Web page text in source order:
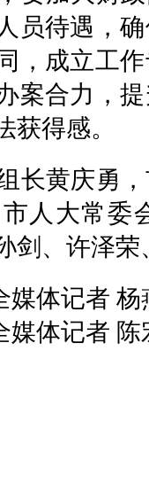
员待遇，
，成立工
案合力，
获得感。
长黄庆勇
人大常委
剑、许泽
媒体记者
媒体记者 陈